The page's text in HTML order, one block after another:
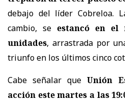
debajo del líder Cobreloa.
cambio, se estancó en el
unidades, arrastrada por
triunfo en los últimos cinco
Cabe señalar queUnión
acción este martes a las